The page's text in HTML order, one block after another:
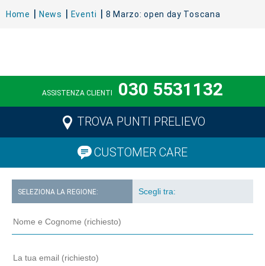
Home News Eventi 8 Marzo: open day Toscana
ASSISTENZA CLIENTI 030 5531132
TROVA PUNTI PRELIEVO
CUSTOMER CARE
SELEZIONA LA REGIONE: